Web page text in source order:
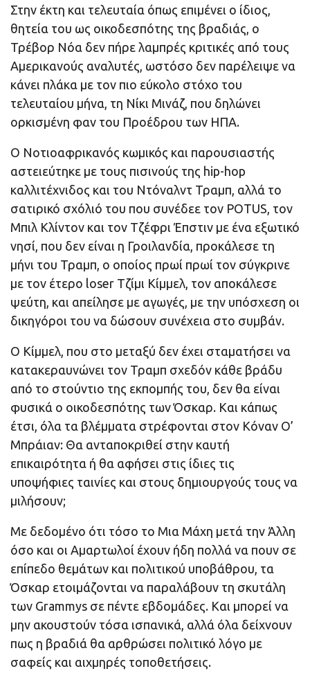
Στην έκτη και τελευταία όπως επιμένει ο ίδιος,
θητεία του ως οικοδεσπότης της βραδιάς, ο
Τρέβορ Νόα δεν πήρε λαμπρές κριτικές από τους
Αμερικανούς αναλυτές, ωστόσο δεν παρέλειψε να
κάνει πλάκα με τον πιο εύκολο στόχο του
τελευταίου μήνα, τη Νίκι Μινάζ, που δηλώνει
ορκισμένη φαν του Προέδρου των ΗΠΑ.
Ο Νοτιοαφρικανός κωμικός και παρουσιαστής
αστειεύτηκε με τους πισινούς της hip-hop
καλλιτέχνιδος και του Ντόναλντ Τραμπ, αλλά το
σατιρικό σχόλιό του που συνέδεε τον POTUS, τον
Μπιλ Κλίντον και τον Τζέφρι Έπστιν με ένα εξωτικό
νησί, που δεν είναι η Γροιλανδία, προκάλεσε τη
μήνι του Τραμπ, ο οποίος πρωί πρωί τον σύγκρινε
με τον έτερο loser Τζίμι Κίμμελ, τον αποκάλεσε
ψεύτη, και απείλησε με αγωγές, με την υπόσχεση οι
δικηγόροι του να δώσουν συνέχεια στο συμβάν.
Ο Κίμμελ, που στο μεταξύ δεν έχει σταματήσει να
κατακεραυνώνει τον Τραμπ σχεδόν κάθε βράδυ
από το στούντιο της εκπομπής του, δεν θα είναι
φυσικά ο οικοδεσπότης των Όσκαρ. Και κάπως
έτσι, όλα τα βλέμματα στρέφονται στον Κόναν Ο’
Μπράιαν: Θα ανταποκριθεί στην καυτή
επικαιρότητα ή θα αφήσει στις ίδιες τις
υποψήφιες ταινίες και στους δημιουργούς τους να
μιλήσουν;
Με δεδομένο ότι τόσο το Μια Μάχη μετά την Άλλη
όσο και οι Αμαρτωλοί έχουν ήδη πολλά να πουν σε
επίπεδο θεμάτων και πολιτικού υποβάθρου, τα
Όσκαρ ετοιμάζονται να παραλάβουν τη σκυτάλη
των Grammys σε πέντε εβδομάδες. Και μπορεί να
μην ακουστούν τόσα ισπανικά, αλλά όλα δείχνουν
πως η βραδιά θα αρθρώσει πολιτικό λόγο με
σαφείς και αιχμηρές τοποθετήσεις.